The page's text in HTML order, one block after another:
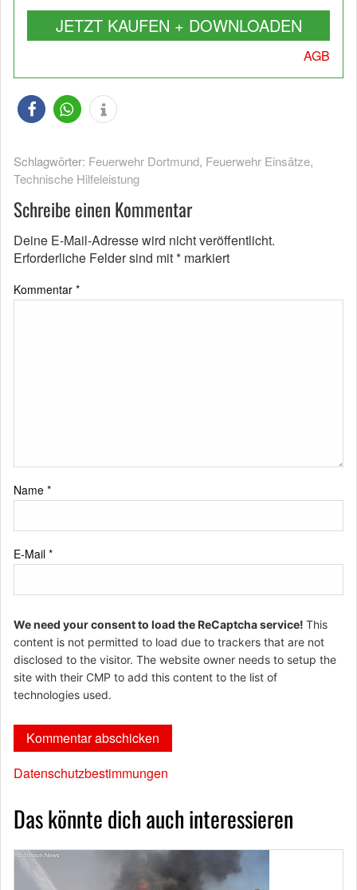
JETZT KAUFEN + DOWNLOADEN
AGB
Schlagwörter: Feuerwehr Dortmund, Feuerwehr Einsätze,
Technische Hilfeleistung
Schreibe einen Kommentar
Deine E-Mail-Adresse wird nicht veröffentlicht.
Erforderliche Felder sind mit* markiert
Kommentar *
Name *
E-Mail *
We need your consent to load the ReCaptcha service! This
content is not permitted to load due to trackers that are not
disclosed to the visitor. The website owner needs to setup the
site with their CMP to add this content to the list of
technologies used.
Datenschutzbestimmungen
Das könnte dich auch interessieren